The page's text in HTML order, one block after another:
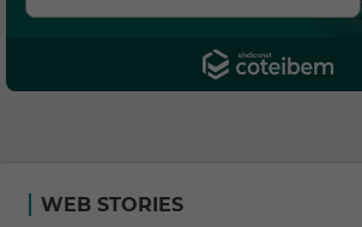
WEB STORIES